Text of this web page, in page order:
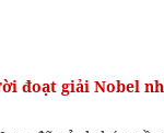
đoạt giải Nobel